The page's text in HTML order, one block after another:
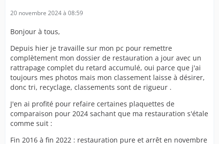
20 novembre 2024 à 08:59
Bonjour à tous,
Depuis hier je travaille sur mon pc pour remettre
complètement mon dossier de restauration a jour avec un
rattrapage complet du retard accumulé, oui parce que j'ai
toujours mes photos mais mon classement laisse à désirer,
donc tri, recyclage, classements sont de rigueur .
J'en ai profité pour refaire certaines plaquettes de
comparaison pour 2024 sachant que ma restauration s'étale
comme suit :
Fin 2016 à fin 2022 : restauration pure et arrêt en novembre